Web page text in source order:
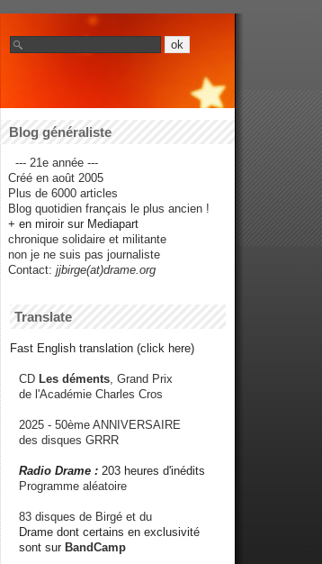
Blog généraliste
--- 21e année ---
Créé en août 2005
Plus de 6000 articles
Blog quotidien français le plus ancien !
+ en miroir sur Mediapart
chronique solidaire et militante
non je ne suis pas journaliste
Contact: jjbirge(at)drame.org
Translate
Fast English translation (click here)
CD Les déments , Grand Prix
de l'Académie Charles Cros
2025 - 50ème ANNIVERSAIRE
des disques GRRR
Radio Drame : 203 heures d'inédits
Programme aléatoire
83 disques de Birgé et du
Drame dont certains en exclusivité
sont sur BandCamp